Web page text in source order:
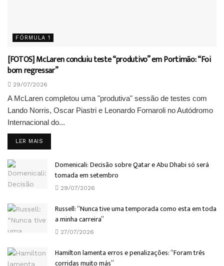
FÓRMULA 1
[FOTOS] McLaren concluiu teste “produtivo” em Portimão: “Foi
bom regressar”
29/07/2026
A McLaren completou uma "produtiva" sessão de testes com
Lando Norris, Oscar Piastri e Leonardo Fornaroli no Autódromo
Internacional do...
LER MAIS
Domenicali: Decisão sobre Qatar e Abu Dhabi só será
tomada em setembro
29/07/2026
Russell: “Nunca tive uma temporada como esta em toda
a minha carreira”
27/07/2026
Hamilton lamenta erros e penalizações: “Foram três
corridas muito más”